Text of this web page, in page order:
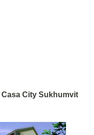
Casa City Sukhumvit